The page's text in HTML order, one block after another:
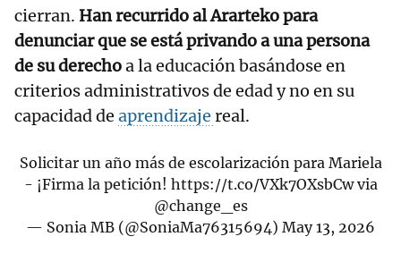
cierran. Han recurrido al Ararteko para
denunciar que se está privando a una persona
de su derechoa la educación basándose en
criterios administrativos de edad y no en su
capacidad de aprendizaje real.
Solicitar un año más de escolarización para Mariela
- ¡Firma la petición! https://t.co/VXk7OXsbCwvia
@change_es
— Sonia MB (@SoniaMa76315694) May 13, 2026